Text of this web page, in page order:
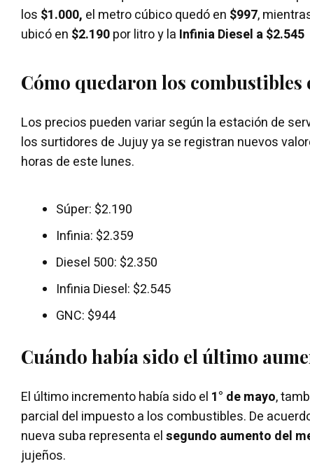
los $1.000, el metro cúbico quedó en $997,
ubicó en $2.190por litro y la Infinia Diesel a $2.545
Cómo quedaron los combustibles
Los precios pueden variar según la estación de
los surtidores de Jujuy ya se registran nuevos
horas de este lunes.
Súper: $2.190
Infinia: $2.359
Diesel 500: $2.350
Infinia Diesel: $2.545
GNC: $944
Cuándo había sido el último
El último incremento había sido el 1° de mayo,
parcial del impuesto a los combustibles. De
nueva suba representa elsegundo aumento del
jujeños.